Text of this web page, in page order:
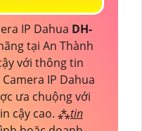
IP Dahua DH-
tại An Thành
với thông tin
IP Dahua
ưa chuộng với
cậy cao. ⁂tin